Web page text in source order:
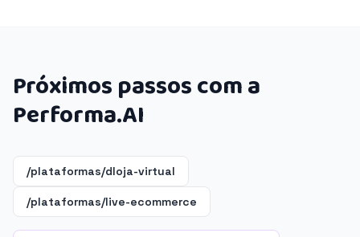
Próximos passos com a
Performa.AI
/plataformas/dloja-virtual
/plataformas/live-ecommerce